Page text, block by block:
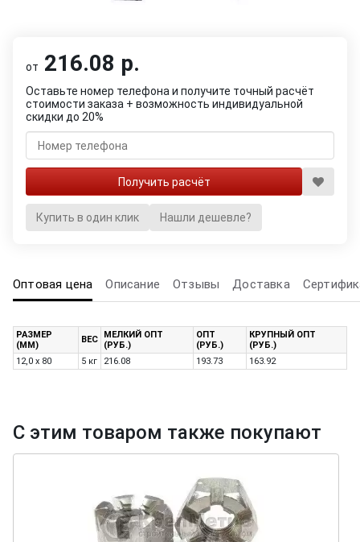
от 216.08 р.
Оставьте номер телефона и получите точный расчёт
стоимости заказа + возможность индивидуальной
скидки до 20%
Купить в один клик Нашли дешевле?
Оптовая цена Описание Отзывы Доставка
РАЗМЕР
(ММ)
ВЕС
МЕЛКИЙ ОПТ
(РУБ.)
ОПТ
(РУБ.)
КРУПНЫЙ ОПТ
(РУБ.)
12,0 x 80
5 кг 216.08 193.73 163.92
С этим товаром также покупают